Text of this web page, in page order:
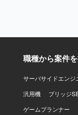
職種から案件
サーバサイドエンジ
汎用機
ブリッジ
ゲームプランナー